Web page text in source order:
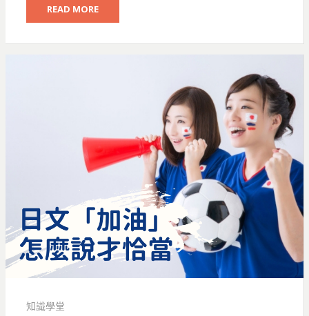
READ MORE
知識學堂